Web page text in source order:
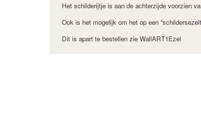
Het schilderijtje is aan de achterzijde voorzien
Ook is het mogelijk om het op een
Dit is apart te bestellen zie WallART1Ezel